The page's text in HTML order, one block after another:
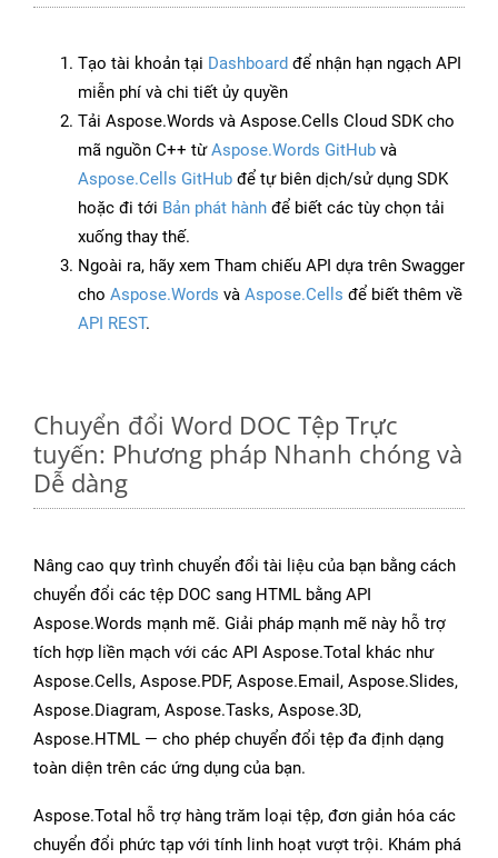
Tạo tài khoản tại Dashboard để nhận hạn ngạch API
miễn phí và chi tiết ủy quyền
Tải Aspose.Words và Aspose.Cells Cloud SDK cho
mã nguồn C++ từAspose.Words GitHub và
Aspose.Cells GitHub để tự biên dịch/sử dụng SDK
hoặc đi tới Bản phát hành để biết các tùy chọn tải
xuống thay thế.
Ngoài ra, hãy xem Tham chiếu API dựa trên Swagger
cho Aspose.Words và Aspose.Cells để biết thêm về
API REST.
Chuyển đổi Word DOC Tệp Trực
tuyến: Phương pháp Nhanh chóng và
Dễ dàng
Nâng cao quy trình chuyển đổi tài liệu của bạn bằng cách
chuyển đổi các tệp DOC sang HTML bằng API
Aspose.Words mạnh mẽ. Giải pháp mạnh mẽ này hỗ trợ
tích hợp liền mạch với các API Aspose.Total khác như
Aspose.Cells, Aspose.PDF, Aspose.Email, Aspose.Slides,
Aspose.Diagram, Aspose.Tasks, Aspose.3D,
Aspose.HTML — cho phép chuyển đổi tệp đa định dạng
toàn diện trên các ứng dụng của bạn.
Aspose.Total hỗ trợ hàng trăm loại tệp, đơn giản hóa các
chuyển đổi phức tạp với tính linh hoạt vượt trội. Khám phá